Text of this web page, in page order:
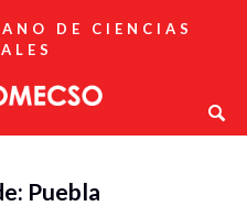
DE CIENCIAS
Puebla